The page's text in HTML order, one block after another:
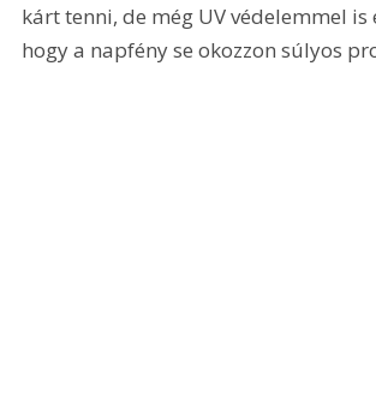
kárt tenni, de még UV védelemmel is
hogy a napfény se okozzon súlyos